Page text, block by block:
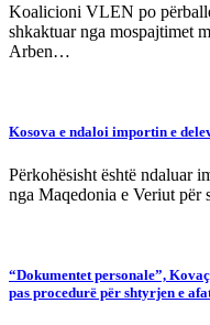
Koalicioni VLEN po
shkaktuar nga mospajtimet
Arben…
Kosova e ndaloi importin e
Përkohësisht është ndaluar
nga Maqedonia e Veriut
“Dokumentet personale”,
pas procedurë për shtyrjen e